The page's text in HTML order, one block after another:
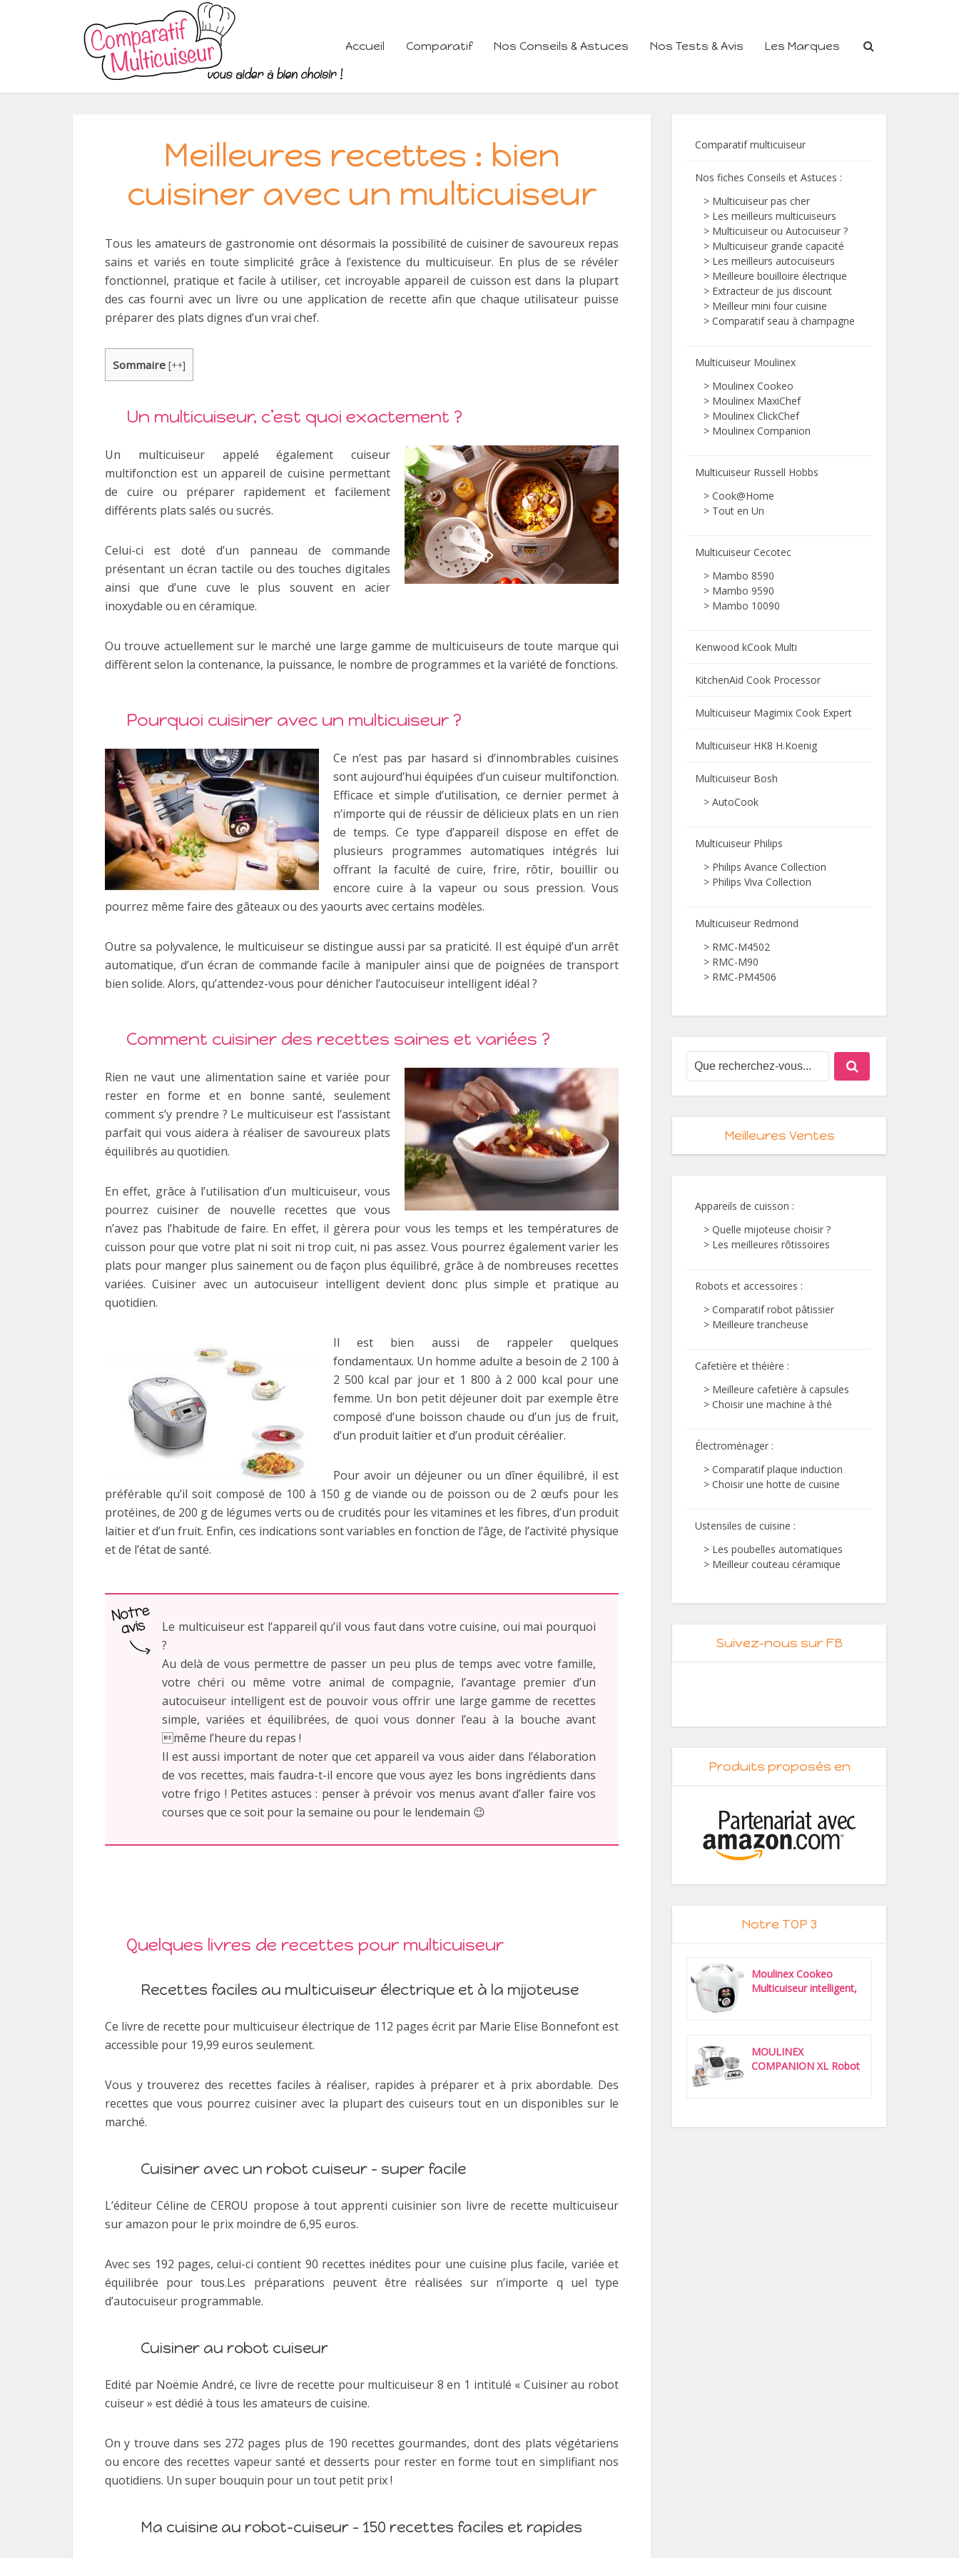
Accueil Comparatif Nos Conseils & Astuces Nos Tests & Avis Les Marques
Meilleures recettes : bien
cuisiner avec un multicuiseur
Tous les amateurs de gastronomie ont désormais la possibilité de cuisiner de savoureux repas
sains et variés en toute simplicité grâce à l’existence du multicuiseur. En plus de se révéler
fonctionnel, pratique et facile à utiliser, cet incroyable appareil de cuisson est dans la plupart
des cas fourni avec un livre ou une application de recette afin que chaque utilisateur puisse
préparer des plats dignes d’un vrai chef.
Sommaire [++]
Un multicuiseur, c’est quoi exactement ?
Un multicuiseur appelé également cuiseur
multifonction est un appareil de cuisine permettant
de cuire ou préparer rapidement et facilement
différents plats salés ou sucrés.
Celui-ci est doté d’un panneau de commande
présentant un écran tactile ou des touches digitales
ainsi que d’une cuve le plus souvent en acier
inoxydable ou en céramique.
Ou trouve actuellement sur le marché une large gamme de multicuiseurs de toute marque qui
diffèrent selon la contenance, la puissance, le nombre de programmes et la variété de fonctions.
Pourquoi cuisiner avec un multicuiseur ?
Ce n’est pas par hasard si d’innombrables cuisines
sont aujourd’hui équipées d’un cuiseur multifonction.
Efficace et simple d’utilisation, ce dernier permet à
n’importe qui de réussir de délicieux plats en un rien
de temps. Ce type d’appareil dispose en effet de
plusieurs programmes automatiques intégrés lui
offrant la faculté de cuire, frire, rôtir, bouillir ou
encore cuire à la vapeur ou sous pression. Vous
pourrez même faire des gâteaux ou des yaourts avec certains modèles.
Outre sa polyvalence, le multicuiseur se distingue aussi par sa praticité. Il est équipé d’un arrêt
automatique, d’un écran de commande facile à manipuler ainsi que de poignées de transport
bien solide. Alors, qu’attendez-vous pour dénicher l’autocuiseur intelligent idéal ?
Comment cuisiner des recettes saines et variées ?
Rien ne vaut une alimentation saine et variée pour
rester en forme et en bonne santé, seulement
comment s’y prendre ? Le multicuiseur est l’assistant
parfait qui vous aidera à réaliser de savoureux plats
équilibrés au quotidien.
En effet, grâce à l’utilisation d’un multicuiseur, vous
pourrez cuisiner de nouvelle recettes que vous
n’avez pas l’habitude de faire. En effet, il gèrera pour vous les temps et les températures de
cuisson pour que votre plat ni soit ni trop cuit, ni pas assez. Vous pourrez également varier les
plats pour manger plus sainement ou de façon plus équilibré, grâce à de nombreuses recettes
variées. Cuisiner avec un autocuiseur intelligent devient donc plus simple et pratique au
quotidien.
Il est bien aussi de rappeler quelques
fondamentaux. Un homme adulte a besoin de 2 100 à
2 500 kcal par jour et 1 800 à 2 000 kcal pour une
femme. Un bon petit déjeuner doit par exemple être
composé d’une boisson chaude ou d’un jus de fruit,
d’un produit laitier et d’un produit céréalier.
Pour avoir un déjeuner ou un dîner équilibré, il est
préférable qu’il soit composé de 100 à 150 g de viande ou de poisson ou de 2 œufs pour les
protéines, de 200 g de légumes verts ou de crudités pour les vitamines et les fibres, d’un produit
laitier et d’un fruit. Enfin, ces indications sont variables en fonction de l’âge, de l’activité physique
et de l’état de santé.
Le multicuiseur est l’appareil qu’il vous faut dans votre cuisine, oui mai pourquoi
?
Au delà de vous permettre de passer un peu plus de temps avec votre famille,
votre chéri ou même votre animal de compagnie, l’avantage premier d’un
autocuiseur intelligent est de pouvoir vous offrir une large gamme de recettes
simple, variées et équilibrées, de quoi vous donner l’eau à la bouche avant
même l’heure du repas !
Il est aussi important de noter que cet appareil va vous aider dans l’élaboration
de vos recettes, mais faudra-t-il encore que vous ayez les bons ingrédients dans
votre frigo ! Petites astuces : penser à prévoir vos menus avant d’aller faire vos
courses que ce soit pour la semaine ou pour le lendemain 😉
Quelques livres de recettes pour multicuiseur
Recettes faciles au multicuiseur électrique et à la mijoteuse
Ce livre de recette pour multicuiseur électrique de 112 pages écrit par Marie Elise Bonnefont est
accessible pour 19,99 euros seulement.
Vous y trouverez des recettes faciles à réaliser, rapides à préparer et à prix abordable. Des
recettes que vous pourrez cuisiner avec la plupart des cuiseurs tout en un disponibles sur le
marché.
Cuisiner avec un robot cuiseur – super facile
L’éditeur Céline de CEROU propose à tout apprenti cuisinier son livre de recette multicuiseur
sur amazon pour le prix moindre de 6,95 euros.
Avec ses 192 pages, celui-ci contient 90 recettes inédites pour une cuisine plus facile, variée et
équilibrée pour tous.Les préparations peuvent être réalisées sur n’importe q uel type
d’autocuiseur programmable.
Cuisiner au robot cuiseur
Edité par Noëmie André, ce livre de recette pour multicuiseur 8 en 1 intitulé « Cuisiner au robot
cuiseur » est dédié à tous les amateurs de cuisine.
On y trouve dans ses 272 pages plus de 190 recettes gourmandes, dont des plats végétariens
ou encore des recettes vapeur santé et desserts pour rester en forme tout en simplifiant nos
quotidiens. Un super bouquin pour un tout petit prix !
Ma cuisine au robot-cuiseur – 150 recettes faciles et rapides
Comparatif multicuiseur
Nos fiches Conseils et Astuces :
> Multicuiseur pas cher
> Les meilleurs multicuiseurs
> Multicuiseur ou Autocuiseur ?
> Multicuiseur grande capacité
> Les meilleurs autocuiseurs
> Meilleure bouilloire électrique
> Extracteur de jus discount
> Meilleur mini four cuisine
> Comparatif seau à champagne
Multicuiseur Moulinex
> Moulinex Cookeo
> Moulinex MaxiChef
> Moulinex ClickChef
> Moulinex Companion
Multicuiseur Russell Hobbs
> Cook@Home
> Tout en Un
Multicuiseur Cecotec
> Mambo 8590
> Mambo 9590
> Mambo 10090
Kenwood kCook Multi
KitchenAid Cook Processor
Multicuiseur Magimix Cook Expert
Multicuiseur HK8 H.Koenig
Multicuiseur Bosh
> AutoCook
Multicuiseur Philips
> Philips Avance Collection
> Philips Viva Collection
Multicuiseur Redmond
> RMC-M4502
> RMC-M90
> RMC-PM4506
Meilleures Ventes
Appareils de cuisson :
> Quelle mijoteuse choisir ?
> Les meilleures rôtissoires
Robots et accessoires :
> Comparatif robot pâtissier
> Meilleure trancheuse
Cafetière et théière :
> Meilleure cafetière à capsules
> Choisir une machine à thé
Électroménager :
> Comparatif plaque induction
> Choisir une hotte de cuisine
Ustensiles de cuisine :
> Les poubelles automatiques
> Meilleur couteau céramique
Suivez-nous sur FB
Produits proposés en
Notre TOP 3
Moulinex Cookeo
Multicuiseur intelligent,
MOULINEX
COMPANION XL Robot